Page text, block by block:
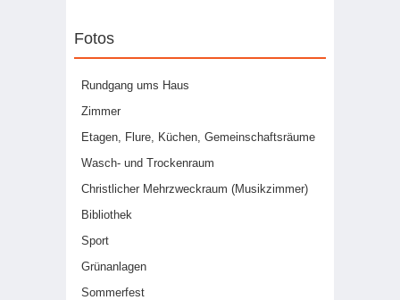
Fotos
Rundgang ums Haus
Zimmer
Etagen, Flure, Küchen, Gemeinschaftsräume
Wasch- und Trockenraum
Christlicher Mehrzweckraum (Musikzimmer)
Bibliothek
Sport
Grünanlagen
Sommerfest